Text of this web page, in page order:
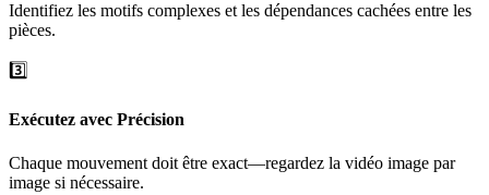
Identifiez les motifs complexes et les dépendances cachées entre les
pièces.
3️⃣
Exécutez avec Précision
Chaque mouvement doit être exact—regardez la vidéo image par
image si nécessaire.